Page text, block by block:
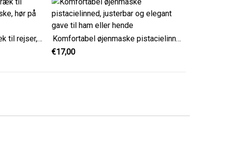
Bourgogne hør Øjenbetræk til rejser, Justerbar sovemaske, hør på begge sider
Komfortabel øjenmaske pistacielinned, justerbar og elegant gave til ham eller hende
€17,00